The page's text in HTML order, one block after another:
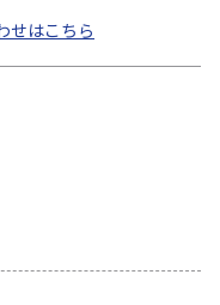
せはこちら